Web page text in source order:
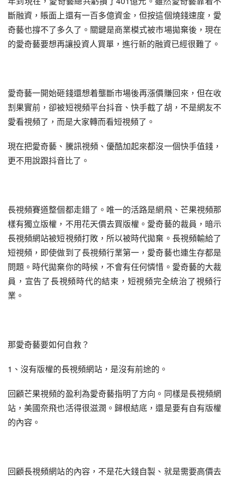
斷融資，賬面上還有一百多億資金，但按這個燒錢速度，愛
奇藝也撐不了多久了。關鍵是商業模式被市場拋棄後，現在
的愛奇藝要想再讓投資人買單，進行新的融資已經很難了。
愛奇藝一開始砸錢還想着壟斷市場後再漲價賺回來，但在收
割果實前，卻被短視頻平台抖音、快手截了胡，不是網友不
愛看視頻了，而是大家轉而看短視頻了。
現在把愛奇藝、騰訊視頻、優酷加起來都沒一個快手值錢，
更不用說跟抖音比了。
長視頻賽道整個都走錯了。唯一的活路是網飛、芒果視頻那
樣有獨立版權，不用花天價去買版權。愛奇藝的裁員，暗示
長視頻網站被短視頻打敗，所以被時代拋棄。長視頻輸給了
短視頻，即使做到了長視頻行業第一，愛奇藝也連生存都是
問題。時代拋棄你的時候，不會有任何憐惜。愛奇藝的大裁
員，宣告了長視頻時代的結束，短視頻完全統治了視頻行
業。
那愛奇藝要如何自救？
1、沒有版權的長視頻網站，是沒有前途的。
回顧芒果視頻的盈利為愛奇藝指明了方向。同樣是長視頻網
站，美國奈飛也活得很滋潤。歸根結底，還是要有自有版權
的內容。
回顧長視頻網站的內容，不是花大錢自製、就是需要高價去